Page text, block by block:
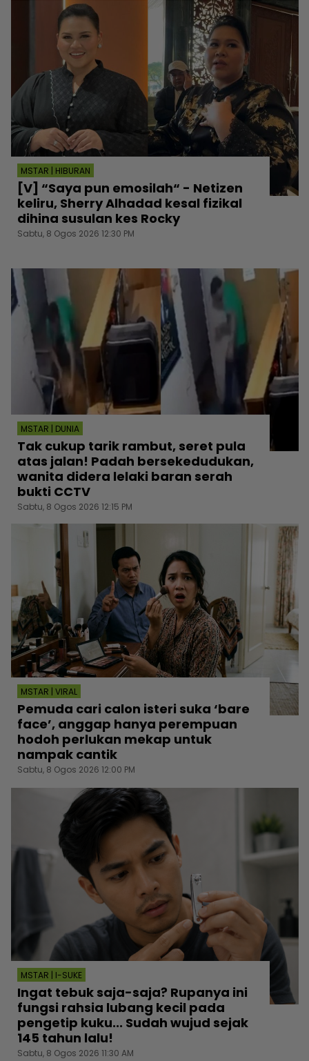
MSTAR | HIBURAN
[V] “Saya pun emosilah“ - Netizen
keliru, Sherry Alhadad kesal fizikal
dihina susulan kes Rocky
Sabtu, 8 Ogos 2026 12:30 PM
MSTAR | DUNIA
Tak cukup tarik rambut, seret pula
atas jalan! Padah bersekedudukan,
wanita didera lelaki baran serah
bukti CCTV
Sabtu, 8 Ogos 2026 12:15 PM
MSTAR | VIRAL
Pemuda cari calon isteri suka ‘bare
face’, anggap hanya perempuan
hodoh perlukan mekap untuk
nampak cantik
Sabtu, 8 Ogos 2026 12:00 PM
MSTAR | I-SUKE
Ingat tebuk saja-saja? Rupanya ini
fungsi rahsia lubang kecil pada
pengetip kuku... Sudah wujud sejak
145 tahun lalu!
Sabtu, 8 Ogos 2026 11:30 AM